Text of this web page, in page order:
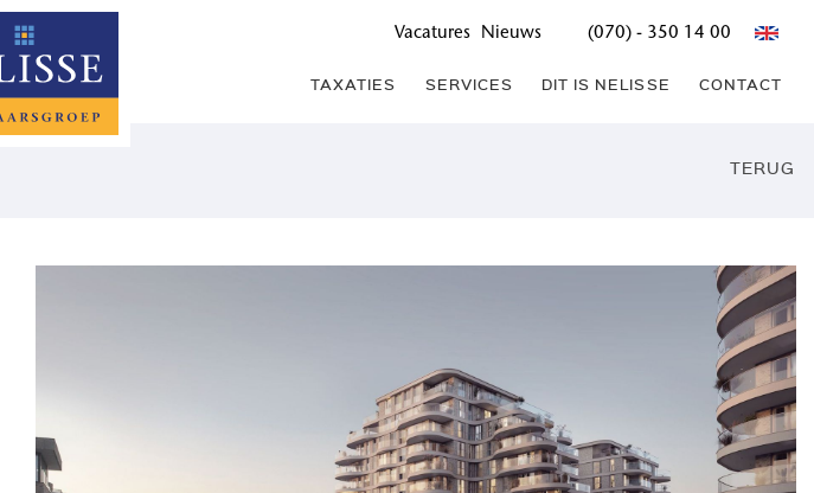
Vacatures Nieuws (070) - 350 14 00
TAXATIES SERVICES DIT IS NELISSE CONTACT
TERUG